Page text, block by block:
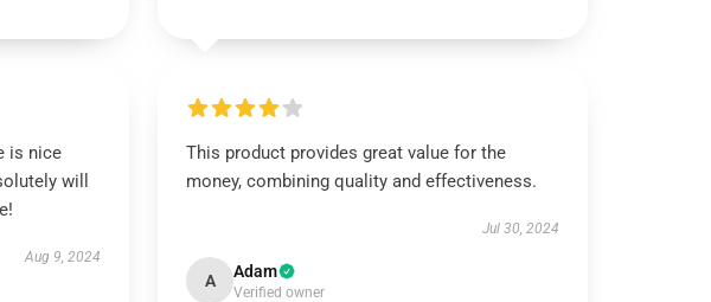
is nice
will
Aug 9, 2024
This product provides great value for the
money, combining quality and effectiveness.
Jul 30, 2024
A Adam
Verified owner